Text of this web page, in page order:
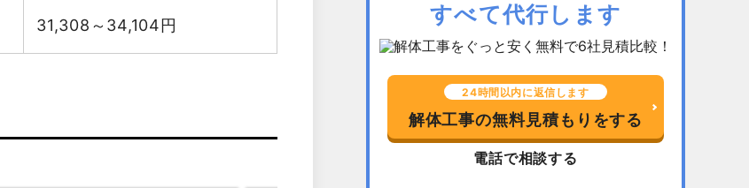
31,308～34,104円
すべて代行します
24時間以内に返信します
解体工事の無料見積もりをする
電話で相談する